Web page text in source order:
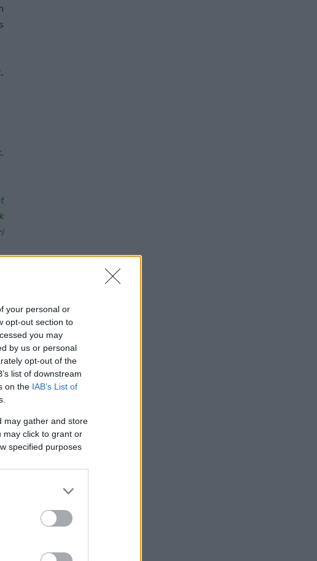
your personal or
opt-out section to
you may
by us or personal
opt-out of the
list of downstream
on the IAB’s List of
may gather and store
may click to grant or
specified purposes